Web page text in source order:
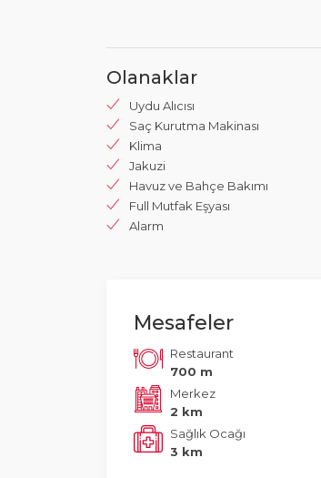
Olanaklar
Uydu Alıcısı
Saç Kurutma Makinası
Klima
Jakuzi
Havuz ve Bahçe Bakımı
Full Mutfak Eşyası
Alarm
Mesafeler
Restaurant
700 m
Merkez
2 km
Sağlık Ocağı
3 km